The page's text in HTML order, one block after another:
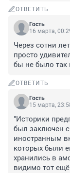
ОТВЕТИТЬ
Гость
16 марта,
Через сотни
просто
бы не было так
ОТВЕТИТЬ
Гость
15 марта,
"Историки
был заключен
иностранным
которых были
хранились в
видимо тот